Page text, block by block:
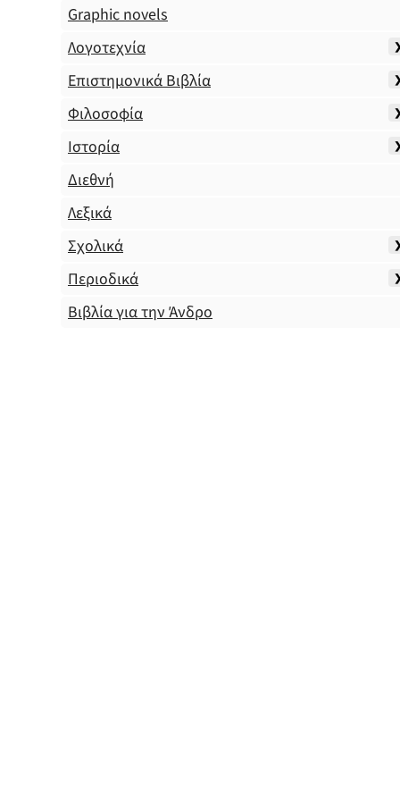
Graphic novels
Λογοτεχνία
Επιστημονικά Βιβλία
Φιλοσοφία
Ιστορία
Διεθνή
Λεξικά
Σχολικά
Περιοδικά
Βιβλία για την Άνδρο